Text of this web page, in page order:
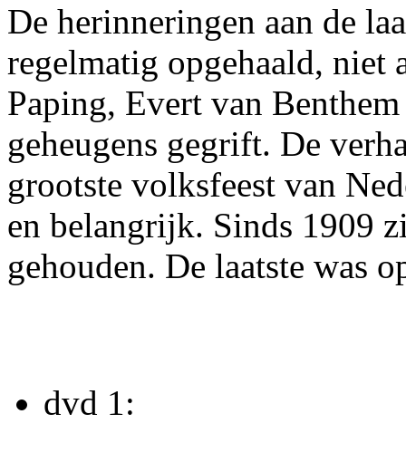
De herinneringen aan de
regelmatig opgehaald, niet
Paping, Evert van
geheugens gegrift. De
grootste volksfeest van
en belangrijk. Sinds 1909
gehouden. De laatste was
dvd 1: